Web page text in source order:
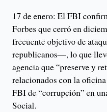
17 de enero: El FBI
Forbes que cerró en
frecuente objetivo de
republicanos—, lo que
agencia que “preserve y
relacionados con la
FBI de “corrupción” en
Social.